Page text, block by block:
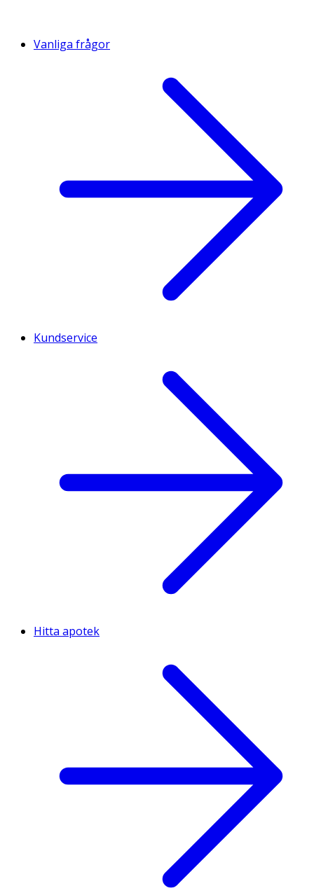
Vanliga frågor
Kundservice
Hitta apotek